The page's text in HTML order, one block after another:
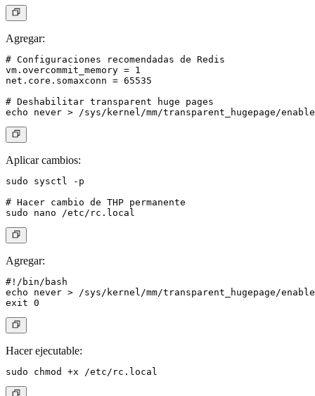
Agregar:
# Configuraciones recomendadas de Redis
vm.overcommit_memory = 1
net.core.somaxconn = 65535
# Deshabilitar transparent huge pages
Aplicar cambios:
sudo sysctl -p
# Hacer cambio de THP permanente
Agregar:
#!/bin/bash
echo never > /sys/kernel/mm/transparent_hugepage/
Hacer ejecutable: